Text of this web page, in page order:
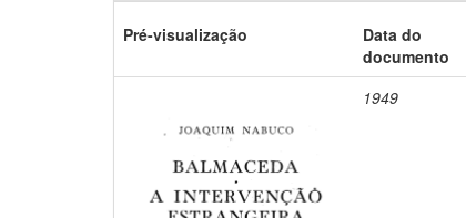
Pré-visualização
Data do
documento
1949